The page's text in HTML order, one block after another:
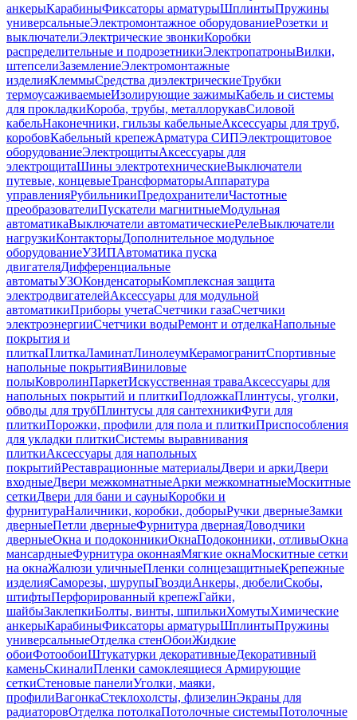
анкерыКарабиныФиксаторы арматурыШплинтыПружины
универсальныеЭлектромонтажное оборудованиеРозетки и
выключателиЭлектрические звонкиКоробки
распределительные и подрозетникиЭлектропатроныВилки,
штепселиЗаземлениеЭлектромонтажные
изделияКлеммыСредства диэлектрическиеТрубки
термоусаживаемыеИзолирующие зажимыКабель и системы
для прокладкиКороба, трубы, металлорукавСиловой
кабельНаконечники, гильзы кабельныеАксессуары для труб,
коробовКабельный крепежАрматура СИПЭлектрощитовое
оборудованиеЭлектрощитыАксессуары для
электрощитаШины электротехническиеВыключатели
путевые, концевыеТрансформаторыАппаратура
управленияРубильникиПредохранителиЧастотные
преобразователиПускатели магнитныеМодульная
автоматикаВыключатели автоматическиеРелеВыключатели
нагрузкиКонтакторыДополнительное модульное
оборудованиеУЗИПАвтоматика пуска
двигателяДифференциальные
автоматыУЗОКонденсаторыКомплексная защита
электродвигателейАксессуары для модульной
автоматикиПриборы учетаСчетчики газаСчетчики
электроэнергииСчетчики водыРемонт и отделкаНапольные
покрытия и
плиткаПлиткаЛаминатЛинолеумКерамогранитСпортивные
напольные покрытияВиниловые
полыКовролинПаркетИскусственная траваАксессуары для
напольных покрытий и плиткиПодложкаПлинтусы, уголки,
обводы для трубПлинтусы для сантехникиФуги для
плиткиПорожки, профили для пола и плиткиПриспособления
для укладки плиткиСистемы выравнивания
плиткиАксессуары для напольных
покрытийРеставрационные материалыДвери и аркиДвери
входныеДвери межкомнатныеАрки межкомнатныеМоскитные
сеткиДвери для бани и сауныКоробки и
фурнитураНаличники, коробки, доборыРучки дверныеЗамки
дверныеПетли дверныеФурнитура двернаяДоводчики
дверныеОкна и подоконникиОкнаПодоконники, отливыОкна
мансардныеФурнитура оконнаяМягкие окнаМоскитные сетки
на окнаЖалюзи уличныеПленки солнцезащитныеКрепежные
изделияСаморезы, шурупыГвоздиАнкеры, дюбелиСкобы,
штифтыПерфорированный крепежГайки,
шайбыЗаклепкиБолты, винты, шпилькиХомутыХимические
анкерыКарабиныФиксаторы арматурыШплинтыПружины
универсальныеОтделка стенОбоиЖидкие
обоиФотообоиШтукатурки декоративныеДекоративный
каменьСкиналиПленки самоклеящиеся Армирующие
сеткиСтеновые панелиУголки, маяки,
профилиВагонкаСтеклохолсты, флизелинЭкраны для
радиаторовОтделка потолкаПотолочные системыПотолочные